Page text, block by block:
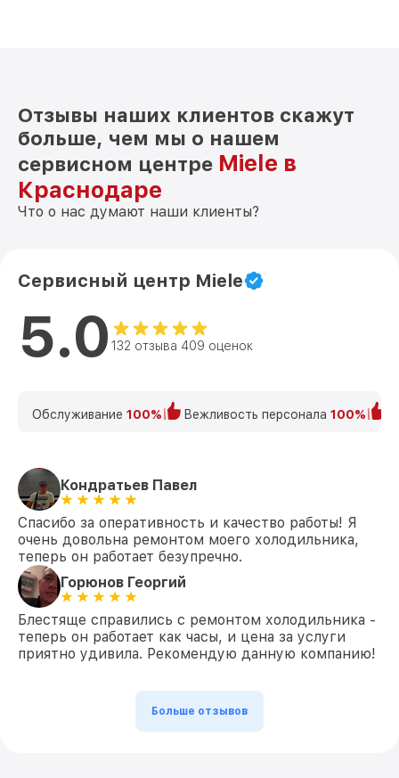
Отзывы наших клиентов скажут
больше, чем мы о нашем
сервисном центре Miele в
Краснодаре
Что о нас думают наши клиенты?
Сервисный центр Miele
5.0 132 отзыва 409 оценок
Обслуживание 100% Вежливость персонала 100%
Кондратьев Павел
Спасибо за оперативность и качество работы! Я
очень довольна ремонтом моего холодильника,
теперь он работает безупречно.
Горюнов Георгий
Блестяще справились с ремонтом холодильника -
теперь он работает как часы, и цена за услуги
приятно удивила. Рекомендую данную компанию!
Больше отзывов